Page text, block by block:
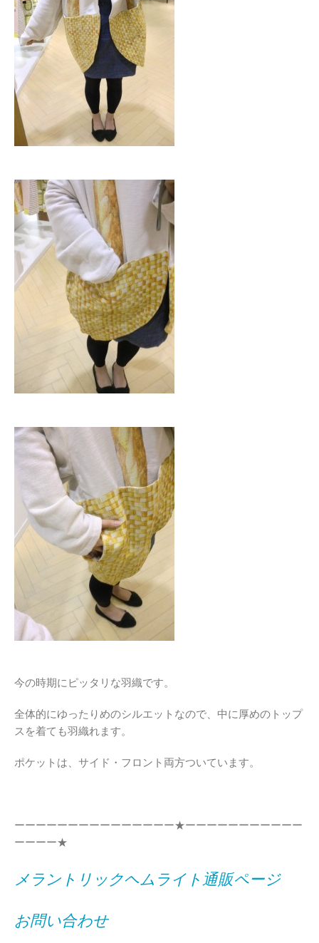
今の時期にピッタリな羽織です。
全体的にゆったりめのシルエットなので、中に厚めのトップ
スを着ても羽織れます。
ポケットは、サイド・フロント両方ついています。
ーーーーーーーーーーーーーーー★ーーーーーーーーーーー
ーーーー★
メラントリックヘムライト通販ページ
お問い合わせ